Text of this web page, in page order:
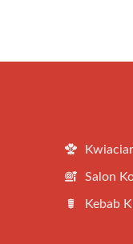
Salon
Kebab